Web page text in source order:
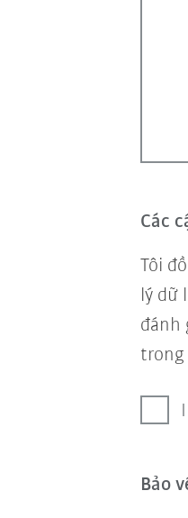
Các
Tôi
lý dữ
đánh
trong
Bảo